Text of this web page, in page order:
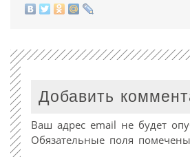
Добавить
Ваш адрес email не будет
Обязательные поля помечены